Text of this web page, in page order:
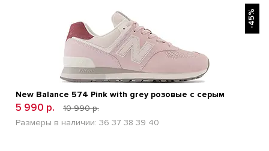
-45%
New Balance 574 Pink with grey розовые с серым
5 990 р.
10 990 р.
Размеры в наличии: 36 37 38 39 40